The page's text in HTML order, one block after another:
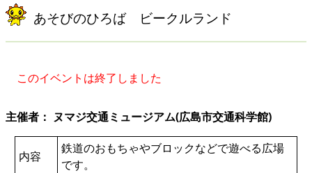
あそびのひろば ビークルランド
このイベントは終了しました
主催者： ヌマジ交通ミュージアム(広島市交通科学館)
内容
鉄道のおもちゃやブロックなどで遊べる広場
です。